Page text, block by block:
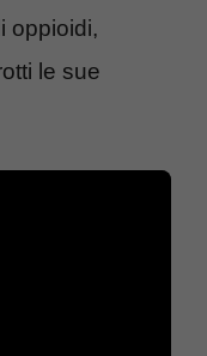
oppioidi,
le sue